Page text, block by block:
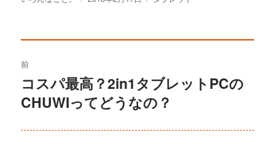
リ
稿
ナ
ビ
前
過
去
投
コスパ最高？2in1タブレットPCの
CHUWIってどうなの？